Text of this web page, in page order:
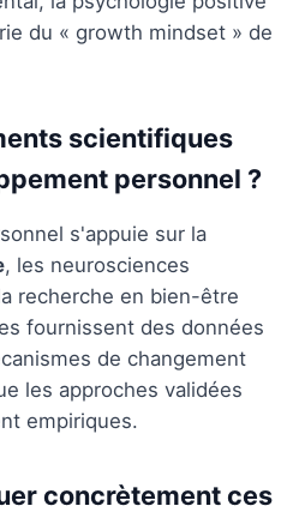
du « growth mindset » de
scientifiques
personnel ?
s'appuie sur la
, les neurosciences
recherche en bien-être
fournissent des données
de changement
les approches validées
empiriques.
concrètement ces